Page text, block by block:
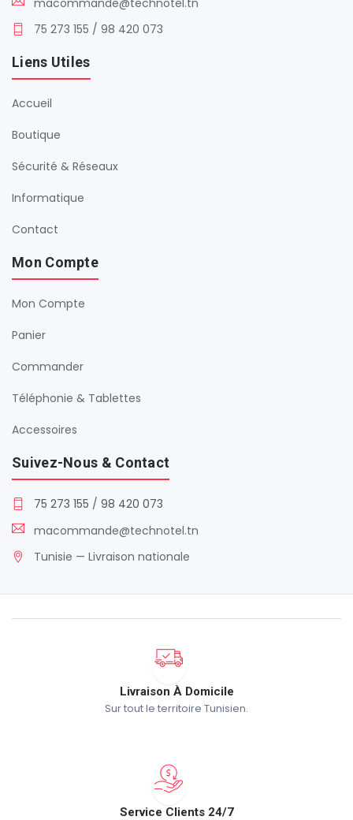
macommande@technotel.tn
75 273 155 / 98 420 073
Liens Utiles
Accueil
Boutique
Sécurité & Réseaux
Informatique
Contact
Mon Compte
Mon Compte
Panier
Commander
Téléphonie & Tablettes
Accessoires
Suivez-Nous & Contact
75 273 155 / 98 420 073
macommande@technotel.tn
Tunisie — Livraison nationale
Livraison À Domicile
Sur tout le territoire Tunisien.
Service Clients 24/7